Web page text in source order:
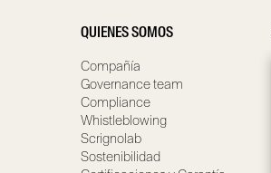
QUIENES SOMOS
Compañía
Governance team
Compliance
Whistleblowing
Scrignolab
Sostenibilidad